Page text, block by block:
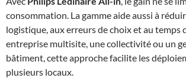
consommation. La gamme aide aussi à
logistique, aux erreurs de choix et au temps
entreprise multisite, une collectivité ou un
bâtiment, cette approche facilite les
plusieurs locaux.